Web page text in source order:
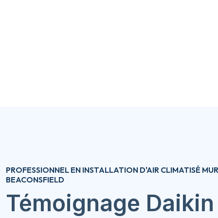
PROFESSIONNEL EN INSTALLATION D'AIR CLIMATISÉ
BEACONSFIELD
Témoignage Daikin